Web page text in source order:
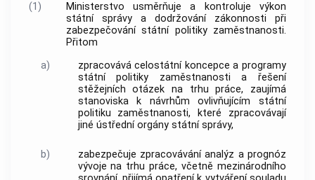
(1)
Ministerstvo usměrňuje a kontroluje výkon
státní správy a dodržování zákonnosti při
zabezpečování státní politiky zaměstnanosti.
Přitom
a)
zpracovává celostátní koncepce a programy
státní politiky zaměstnanosti a řešení
stěžejních otázek na trhu práce, zaujímá
stanoviska k návrhům ovlivňujícím státní
politiku zaměstnanosti, které zpracovávají
jiné ústřední orgány státní správy,
b)
zabezpečuje zpracovávání analýz a prognóz
vývoje na trhu práce, včetně mezinárodního